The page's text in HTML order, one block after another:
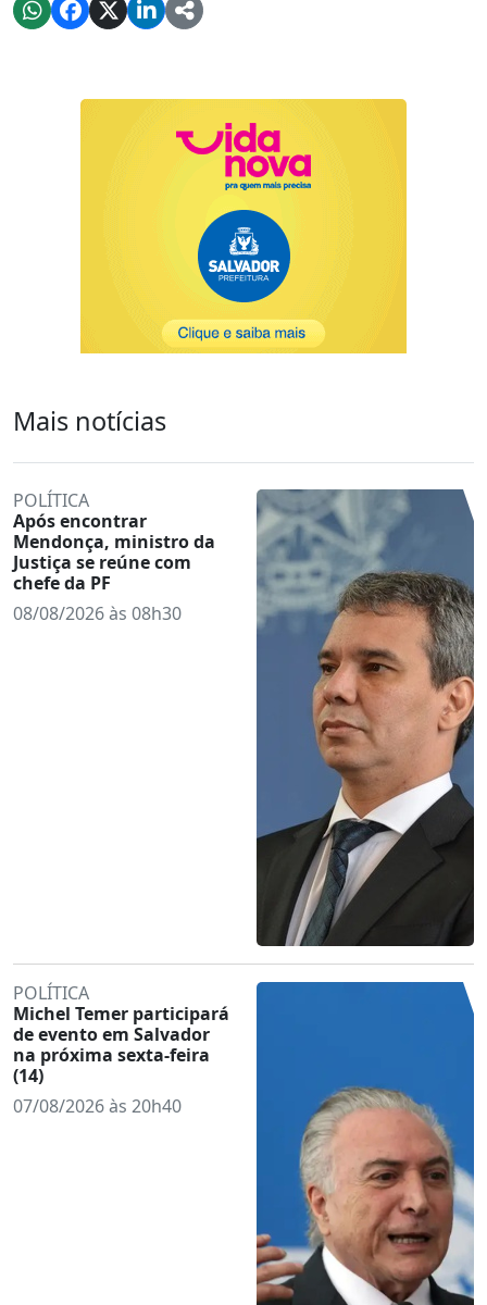
Mais notícias
POLÍTICA
Após encontrar
Mendonça, ministro da
Justiça se reúne com
chefe da PF
08/08/2026 às 08h30
POLÍTICA
Michel Temer participará
de evento em Salvador
na próxima sexta-feira
(14)
07/08/2026 às 20h40